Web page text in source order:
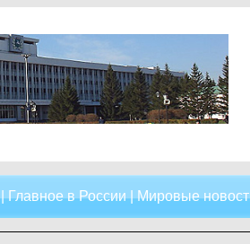
Главное в России|Мировые